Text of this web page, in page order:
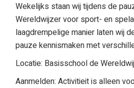
Wekelijks staan wij tijdens de
Wereldwijzer voor sport- en
laagdrempelige manier laten wij
pauze kennismaken met
Locatie: Basisschool de
Aanmelden: Activitieit is alleen